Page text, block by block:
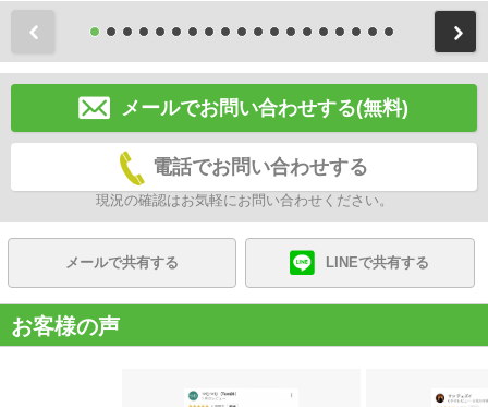
メールでお問い合わせする(無料)
電話でお問い合わせする
現況の確認はお気軽にお問い合わせください。
メールで共有する LINEで共有する
お客様の声